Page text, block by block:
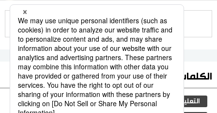
للمزيد
الكلمات الأكثر بحثا
التعليم الياباني ثقافة اليابان مجتمع